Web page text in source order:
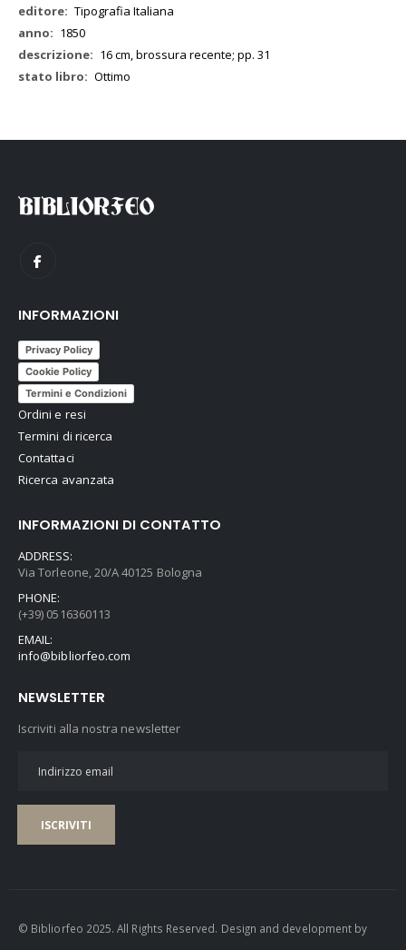
Tipografia Italiana
1850
16 cm, brossura recente; pp. 31
Ottimo
INFORMAZIONI
Privacy Policy
Cookie Policy
Termini e Condizioni
Ordini e resi
Termini di ricerca
Contattaci
Ricerca avanzata
INFORMAZIONI DI CONTATTO
ADDRESS:
Via Torleone, 20/A 40125 Bologna
PHONE:
(+39) 0516360113
EMAIL:
info@bibliorfeo.com
NEWSLETTER
Iscriviti alla nostra newsletter
ISCRIVITI
© Bibliorfeo 2025. All Rights Reserved. Design and development by